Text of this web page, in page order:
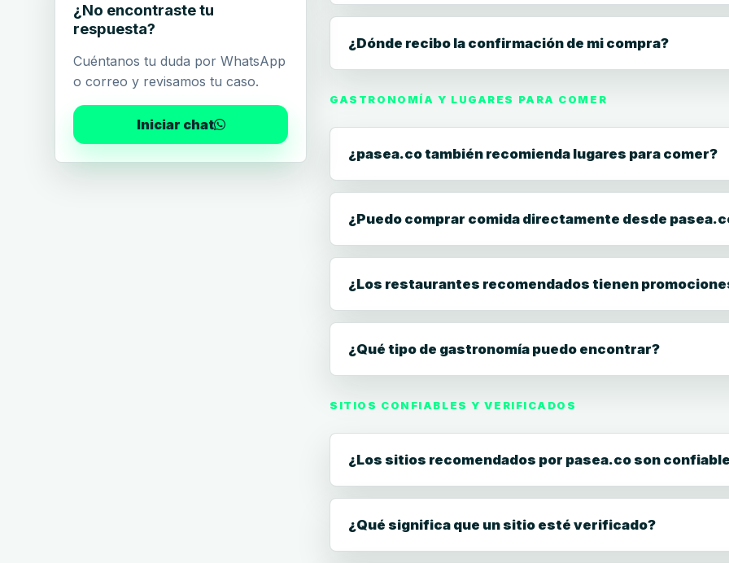
¿No encontraste tu
respuesta?
Cuéntanos tu duda por WhatsApp
o correo y revisamos tu caso.
Iniciar chat
¿Dónde recibo la confirmación de mi compra?
GASTRONOMÍA Y LUGARES PARA COMER
¿pasea.co también recomienda lugares para comer?
¿Puedo comprar comida directamente desde
¿Los restaurantes recomendados tienen
¿Qué tipo de gastronomía puedo encontrar?
SITIOS CONFIABLES Y VERIFICADOS
¿Los sitios recomendados por pasea.co son
¿Qué significa que un sitio esté verificado?